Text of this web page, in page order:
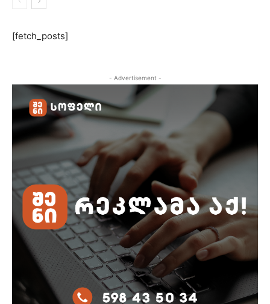
[fetch_posts]
- Advertisement -